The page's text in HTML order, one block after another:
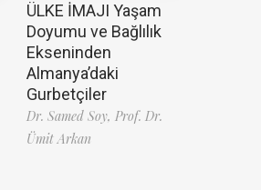
ÜLKE İMAJI Yaşam
Doyumu ve Bağlılık
Ekseninden
Almanya’daki
Gurbetçiler
Dr. Samed Soy, Prof. Dr.
Ümit Arkan